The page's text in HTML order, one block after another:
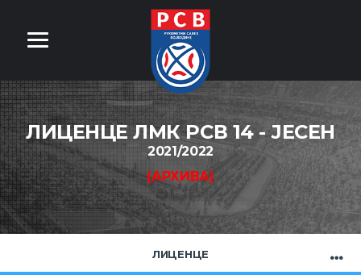
ЛИЦЕНЦЕ ЛМК РСВ 14 - ЈЕСЕН
2021/2022
(АРХИВА)
ЛИЦЕНЦЕ